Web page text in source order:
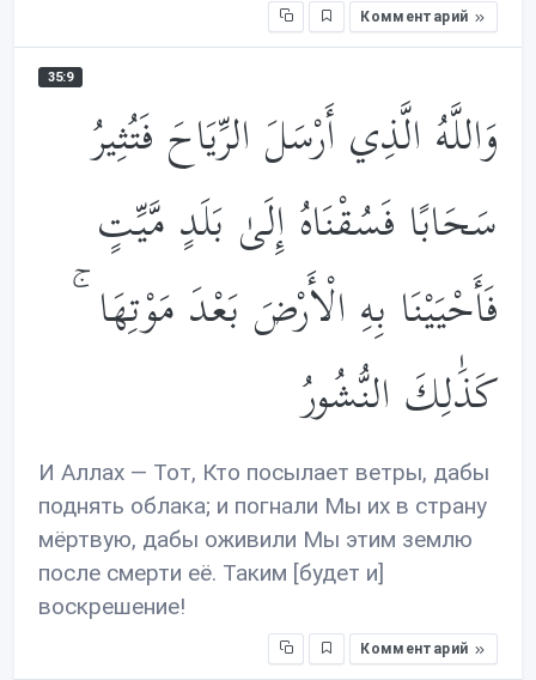
Комментарий
35:9
وَاللَّهُ الَّذِي أَرْسَلَ الرِّيَاحَ فَتُثِيرُ
سَحَابًا فَسُقْنَاهُ إِلَىٰ بَلَدٍ مَّيِّتٍ
فَأَحْيَيْنَا بِهِ الْأَرْضَ بَعْدَ مَوْتِهَا ۚ
كَذَ‌ٰلِكَ النُّشُورُ
И Аллах — Тот, Кто посылает ветры, дабы
поднять облака; и погнали Мы их в страну
мёртвую, дабы оживили Мы этим землю
после смерти её. Таким [будет и]
воскрешение!
Комментарий